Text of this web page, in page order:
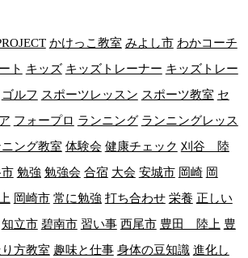
かけっこ教室 みよし市 わかコーチ
ト キッズ キッズトレーナー キッズトレー
ゴルフ スポーツレッスン スポーツ教室 セ
フォープロ ランニング ランニングレッス
ング教室 体験会 健康チェック 刈谷 陸
勉強 勉強会 合宿 大会 安城市 岡崎 岡
岡崎市 常に勉強 打ち合わせ 栄養 正しい
知立市 碧南市 習い事 西尾市 豊田 陸上 豊
方教室 趣味と仕事 身体の豆知識 進化し